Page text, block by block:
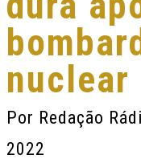
nuclear
Por Redação
2022